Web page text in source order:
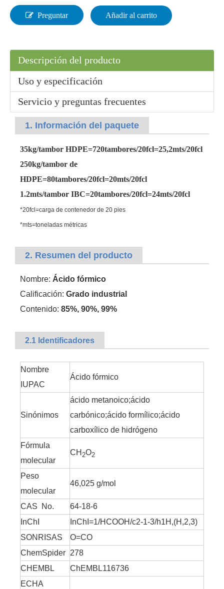
Ácido sulfúrico de materias primas orgánicas hidratadas
Líquido 99,60% Limpiador Ácido Oxálico Ácido oxálico de farmacia orgánica cristalina
Preguntar Añadir al carrito
Descripción del producto
Uso y especificación
Servicio y preguntas frecuentes
1. Información del paquete
35kg/tambor HDPE=720tambores/20fcl=25,2mts/20fcl
250kg/tambor de
HDPE=80tambores/20fcl=20mts/20fcl
1.2mts/tambor IBC=20tambores/20fcl=24mts/20fcl
*20fcl=carga de contenedor de 20 pies
*mts=toneladas métricas
2. Resumen del producto
Nombre: Ácido fórmico
Calificación: Grado industrial
Contenido: 85%, 90%, 99%
2.1 Identificadores
Nombre
IUPAC
Ácido fórmico
Sinónimos
ácido metanoico;ácido
carbónico;ácido formílico;ácido
carboxílico de hidrógeno
Fórmula
molecular
CH 2O2
Peso
molecular
46,025 g/mol
CAS No.
64-18-6
InChI
InChI=1/HCOOH/c2-1-3/h1H,(H,2,3)
SONRISAS
O=CO
ChemSpider 278
CHEMBL
ChEMBL116736
ECHA